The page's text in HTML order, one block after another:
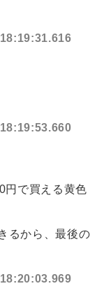
円で買える黄色
るから、最後の